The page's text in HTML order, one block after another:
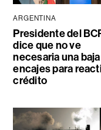
ARGENTINA
Presidente del
dice que no ve
necesaria una
encajes para
crédito